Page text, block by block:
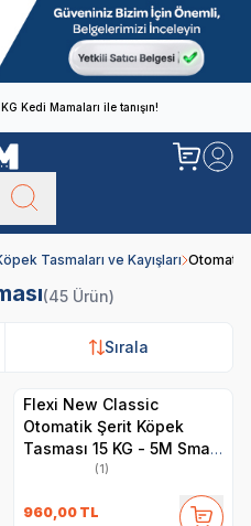
Kedi Mamaları ile tanışın!
Tasmaları ve Kayışları Otomatik
(45 Ürün)
Sırala
Sırala
Flexi New Classic
Otomatik Şerit Köpek
Tasması 15 KG - 5M Small
(1)
960,00 TL